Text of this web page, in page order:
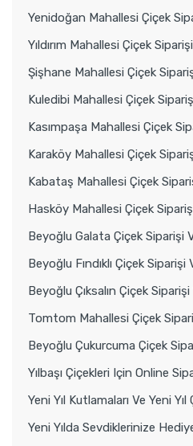
Yenidoğan Mahallesi Çiçek
Yıldırım Mahallesi Çiçek
Şişhane Mahallesi Çiçek
Kuledibi Mahallesi Çiçek
Kasımpaşa Mahallesi Çiçek
Karaköy Mahallesi Çiçek
Kabataş Mahallesi Çiçek
Hasköy Mahallesi Çiçek
Beyoğlu Galata Çiçek Siparişi
Beyoğlu Fındıklı Çiçek Siparişi
Beyoğlu Çıksalın Çiçek
Tomtom Mahallesi Çiçek
Beyoğlu Çukurcuma Çiçek
Yılbaşı Çiçekleri Için Online
Yeni Yıl Kutlamaları Ve Yeni
Yeni Yılda Sevdiklerinize